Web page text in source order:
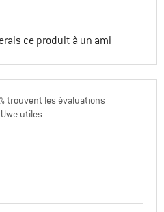
ce produit à un ami
trouvent les évaluations
utiles